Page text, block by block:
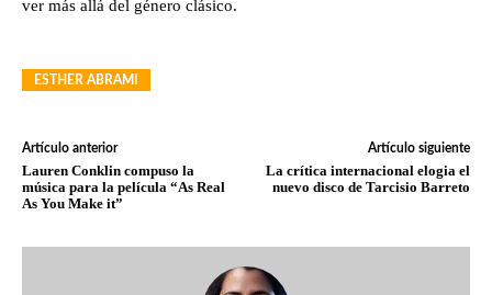
ver más allá del género clásico.
ESTHER ABRAMI
Artículo anterior
Lauren Conklin compuso la
música para la película “As Real
As You Make it”
Artículo siguiente
La crítica internacional elogia el
nuevo disco de Tarcisio Barreto